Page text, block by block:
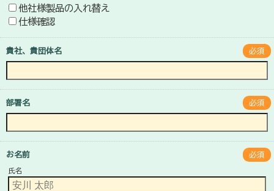
他社様製品の入れ替え
仕様確認
貴社、貴団体名 必須
部署名 必須
お名前 必須
氏名